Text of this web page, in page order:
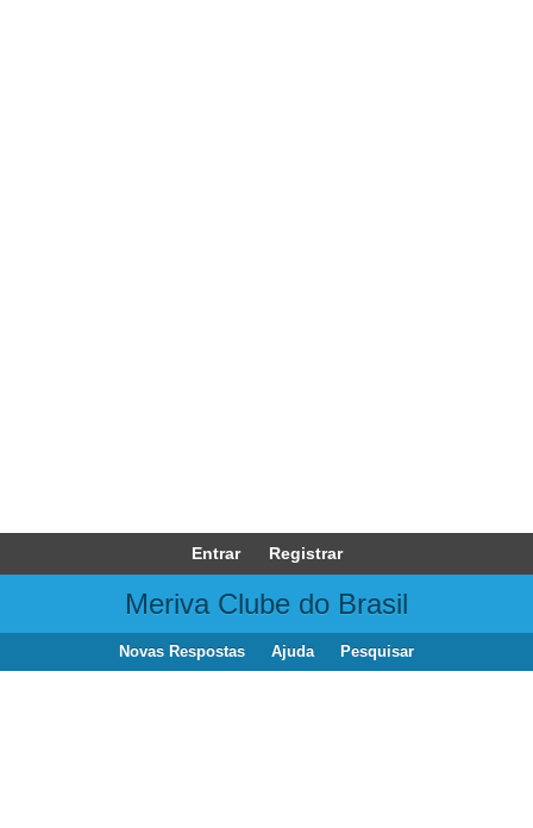
Entrar Registrar
Meriva Clube do Brasil
Novas Respostas Ajuda Pesquisar